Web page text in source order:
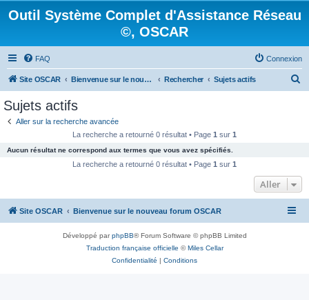
Outil Système Complet d'Assistance Réseau
©, OSCAR
FAQ Connexion
Site OSCAR Bienvenue sur le nouveau forum OSCAR Rechercher Sujets actifs
c
Sujets actifs
Aller sur la recherche avancée
La recherche a retourné 0 résultat • Page 1 sur 1
Aucun résultat ne correspond aux termes que vous avez spécifiés.
La recherche a retourné 0 résultat • Page 1 sur 1
Aller
Site OSCAR Bienvenue sur le nouveau forum OSCAR
Développé parphpBB® Forum Software © phpBB Limited
Traduction française officielle ©Miles Cellar
Confidentialité | Conditions